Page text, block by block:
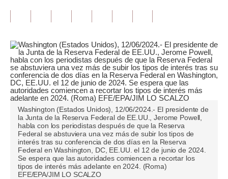
Finanzas Personales
Plus G
Opinión
Editorial
Pregunta de hoy
Blogs
Tendencias
Lujo
Washington (Estados Unidos), 12/06/2024.- El presidente de
la Junta de la Reserva Federal de EE.UU., Jerome Powell,
habla con los periodistas después de que la Reserva
Federal se abstuviera una vez más de subir los tipos de
interés tras su conferencia de dos días en la Reserva
Federal en Washington, DC, EE.UU. el 12 de junio de 2024.
Se espera que las autoridades comiencen a recortar los
tipos de interés más adelante en 2024. (Roma)
EFE/EPA/JIM LO SCALZO